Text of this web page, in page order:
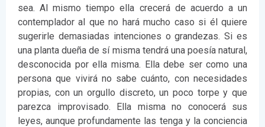
sea. Al mismo tiempo ella crecerá de acuerdo a un
contemplador al que no hará mucho caso si él quiere
sugerirle demasiadas intenciones o grandezas. Si es
una planta dueña de sí misma tendrá una poesía natural,
desconocida por ella misma. Ella debe ser como una
persona que vivirá no sabe cuánto, con necesidades
propias, con un orgullo discreto, un poco torpe y que
parezca improvisado. Ella misma no conocerá sus
leyes, aunque profundamente las tenga y la conciencia